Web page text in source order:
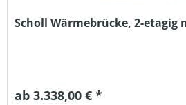
Scholl Wärmebrücke, 2-etagig
ab 3.338,00 € *